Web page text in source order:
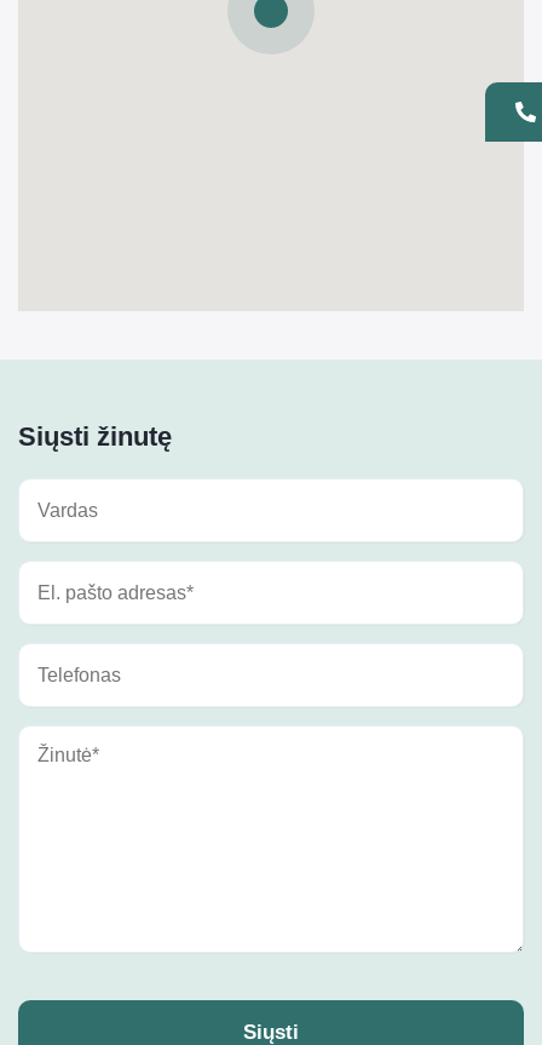
Siųsti žinutę
Siųsti